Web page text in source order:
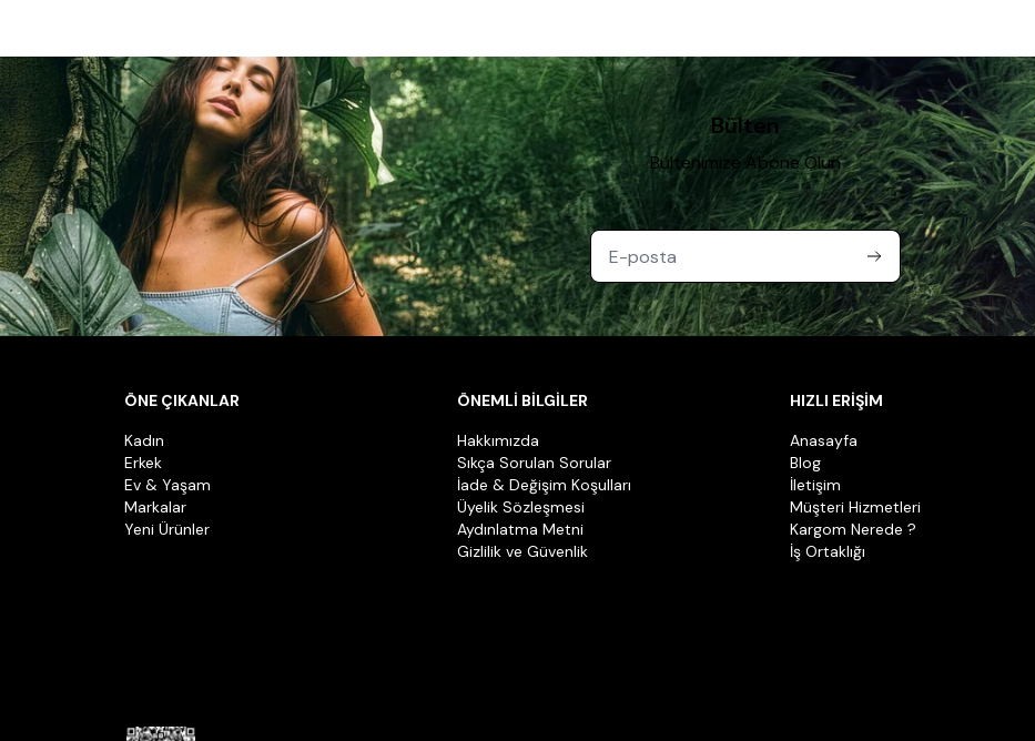
Bülten
Bültenimize Abone Olun
ÖNE ÇIKANLAR
Kadın
Erkek
Ev & Yaşam
Markalar
Yeni Ürünler
ÖNEMLİ BİLGİLER
Hakkımızda
Sıkça Sorulan Sorular
İade & Değişim Koşulları
Üyelik Sözleşmesi
Aydınlatma Metni
Gizlilik ve Güvenlik
HIZLI ERİŞİM
Anasayfa
Blog
İletişim
Müşteri Hizmetleri
Kargom Nerede ?
İş Ortaklığı